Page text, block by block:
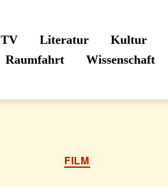
TV Literatur Kultur
Raumfahrt Wissenschaft
Kategorien
FILM